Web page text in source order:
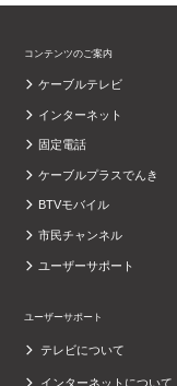
コンテンツのご案内
ケーブルテレビ
インターネット
固定電話
ケーブルプラスでんき
BTVモバイル
市民チャンネル
ユーザーサポート
ユーザーサポート
テレビについて
インターネットについて